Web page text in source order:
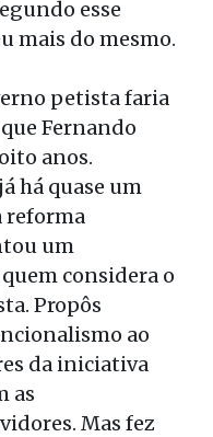
esse
mais do mesmo.
petista faria
Fernando
anos.
há quase um
reforma
um
considera o
Propôs
ao
da iniciativa
as
Mas fez